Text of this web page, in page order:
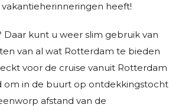
heeft!
Daar kunt u weer slim gebruik van
van al wat Rotterdam te bieden
voor de cruise vanuit Rotterdam
om in de buurt op ontdekkingstocht
afstand van de